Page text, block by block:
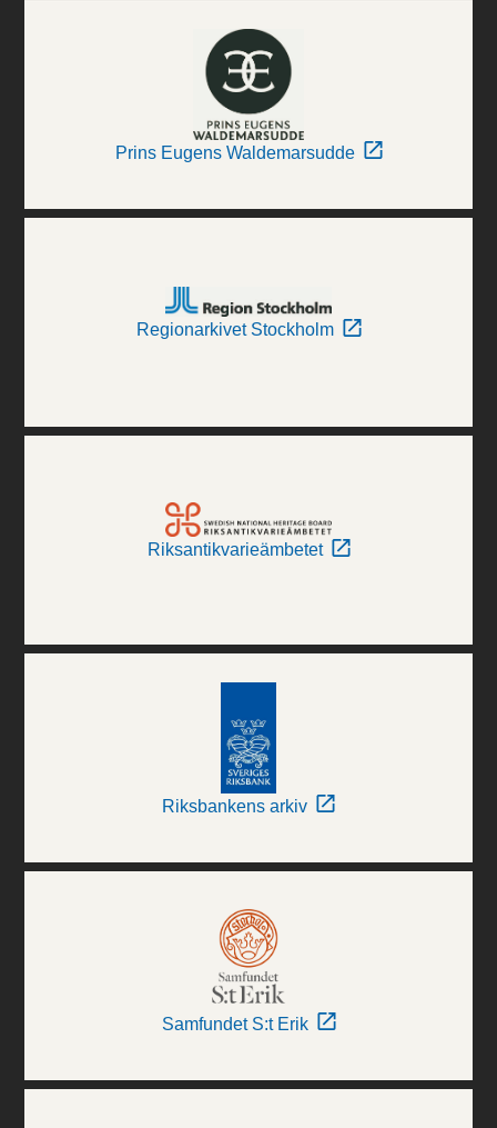
Prins Eugens Waldemarsudde
Regionarkivet Stockholm
Riksantikvarieämbetet
Riksbankens arkiv
Samfundet S:t Erik